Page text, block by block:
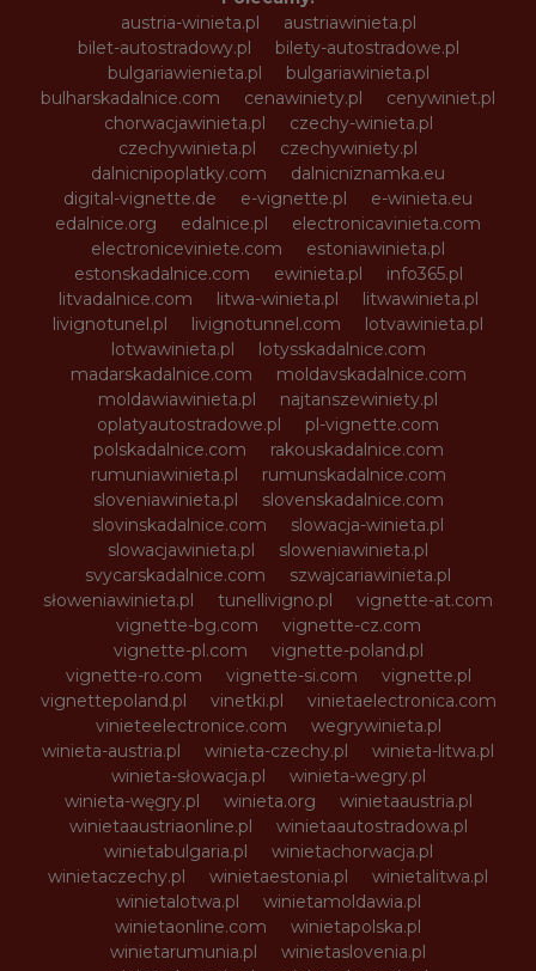
austria-winieta.pl
austriawinieta.pl
bilet-autostradowy.pl
bilety-autostradowe.pl
bulgariawienieta.pl
bulgariawinieta.pl
bulharskadalnice.com
cenawiniety.pl
cenywiniet.pl
chorwacjawinieta.pl
czechy-winieta.pl
czechywinieta.pl
czechywiniety.pl
dalnicnipoplatky.com
dalnicniznamka.eu
digital-vignette.de
e-vignette.pl
e-winieta.eu
edalnice.org
edalnice.pl
electronicavinieta.com
electroniceviniete.com
estoniawinieta.pl
estonskadalnice.com
ewinieta.pl
info365.pl
litvadalnice.com
litwa-winieta.pl
litwawinieta.pl
livignotunel.pl
livignotunnel.com
lotvawinieta.pl
lotwawinieta.pl
lotysskadalnice.com
madarskadalnice.com
moldavskadalnice.com
moldawiawinieta.pl
najtanszewiniety.pl
oplatyautostradowe.pl
pl-vignette.com
polskadalnice.com
rakouskadalnice.com
rumuniawinieta.pl
rumunskadalnice.com
sloveniawinieta.pl
slovenskadalnice.com
slovinskadalnice.com
slowacja-winieta.pl
slowacjawinieta.pl
sloweniawinieta.pl
svycarskadalnice.com
szwajcariawinieta.pl
słoweniawinieta.pl
tunellivigno.pl
vignette-at.com
vignette-bg.com
vignette-cz.com
vignette-pl.com
vignette-poland.pl
vignette-ro.com
vignette-si.com
vignette.pl
vignettepoland.pl
vinetki.pl
vinietaelectronica.com
vinieteelectronice.com
wegrywinieta.pl
winieta-austria.pl
winieta-czechy.pl
winieta-litwa.pl
winieta-słowacja.pl
winieta-wegry.pl
winieta-węgry.pl
winieta.org
winietaaustria.pl
winietaaustriaonline.pl
winietaautostradowa.pl
winietabulgaria.pl
winietachorwacja.pl
winietaczechy.pl
winietaestonia.pl
winietalitwa.pl
winietalotwa.pl
winietamoldawia.pl
winietaonline.com
winietapolska.pl
winietarumunia.pl
winietaslovenia.pl